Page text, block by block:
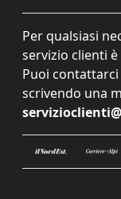
Per qualsiasi
servizio clienti
Puoi
scrivendo una